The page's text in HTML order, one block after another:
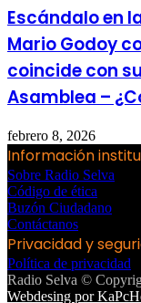
Escándalo en
Mario Godoy
coincide con
Asamblea –
febrero 8, 2026
Información
Sobre Radio Selva
Código de ética
Buzón Ciudadano
Contáctanos
Privacidad y
Política de privacidad
Radio Selva ©
Webdesing por